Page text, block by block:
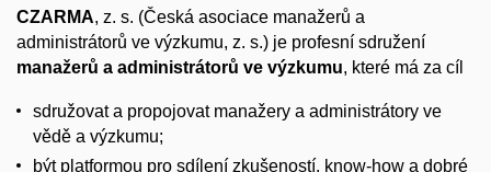
CZARMA, z. s. (Česká asociace manažerů a
administrátorů ve výzkumu, z. s.) je profesní sdružení
manažerů a administrátorů ve výzkumu, které má za cíl
sdružovat a propojovat manažery a administrátory ve
vědě a výzkumu;
být platformou pro sdílení zkušeností, know-how a dobré